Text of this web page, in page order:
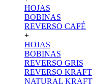
HOJAS
BOBINAS
REVERSO CAFÉ
+
HOJAS
BOBINAS
REVERSO GRIS
REVERSO KRAFT
NATURAL KRAFT